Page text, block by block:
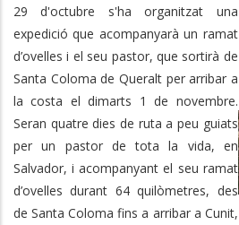
29 d'octubre s'ha organitzat una
expedició que acompanyarà un ramat
d’ovelles i el seu pastor, que sortirà de
Santa Coloma de Queralt per arribar a
la costa el dimarts 1 de novembre.
Seran quatre dies de ruta a peu guiats
per un pastor de tota la vida, en
Salvador, i acompanyant el seu ramat
d’ovelles durant 64 quilòmetres, des
de Santa Coloma fins a arribar a Cunit,